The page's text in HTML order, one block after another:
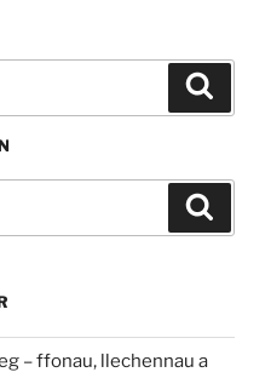
– ffonau, llechennau a